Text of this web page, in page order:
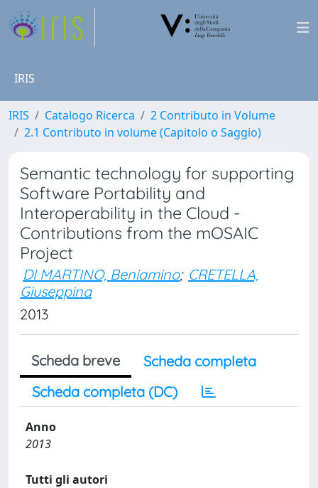
IRIS
IRIS Catalogo Ricerca
2 Contributo in Volume
2.1 Contributo in volume (Capitolo o Saggio)
Semantic technology for supporting
Software Portability and
Interoperability in the Cloud -
Contributions from the mOSAIC
Project
DI MARTINO, Beniamino; CRETELLA,
Giuseppina
2013
Scheda breve
Scheda completa
Scheda completa (DC)
Anno
2013
Tutti gli autori